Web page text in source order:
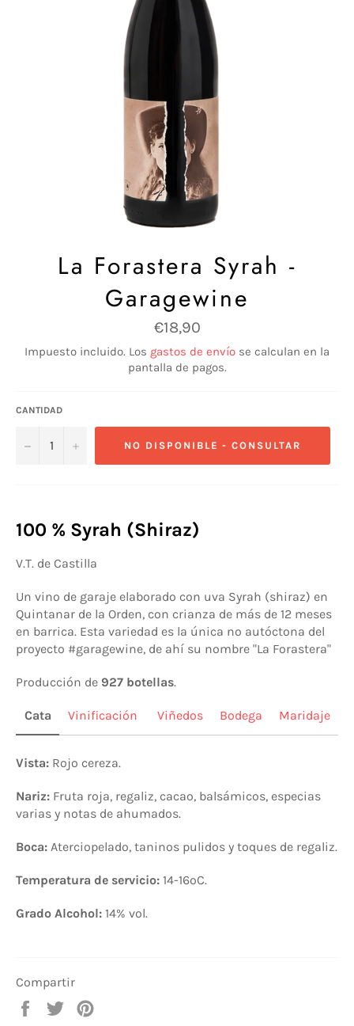
La Forastera Syrah -
Garagewine
Precio
habitual
€18,90
Impuesto incluido. Los gastos de envío se calculan en la
pantalla de pagos.
CANTIDAD
− + NO DISPONIBLE - CONSULTAR
100 % Syrah (Shiraz)
V.T. de Castilla
Un vino de garaje elaborado con uva Syrah (shiraz) en
Quintanar de la Orden, con crianza de más de 12 meses
en barrica. Esta variedad es la única no autóctona del
proyecto #garagewine, de ahí su nombre "La Forastera"
Producción de 927 botellas.
Cata
Vista: Rojo cereza.
Nariz: Fruta roja, regaliz, cacao, balsámicos, especias
varias y notas de ahumados.
Boca: Aterciopelado, taninos pulidos y toques de regaliz.
Temperatura de servicio: 14-16ºC.
Grado Alcohol: 14% vol.
Vinificación Viñedos Bodega Maridaje
Compartir
Compartir
Tuitear